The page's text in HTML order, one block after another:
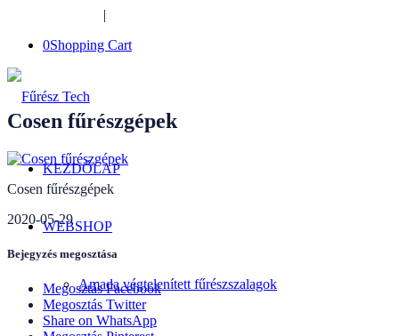
|
0Shopping Cart
KEZDŐLAP
WEBSHOP
Amada végtelenített fűrészszalagok
Cosen fűrészgépek
Cosen fűrészgépek
2020-05-29
Bejegyzés megosztása
Megosztás Facebook
Megosztás Twitter
Share on WhatsApp